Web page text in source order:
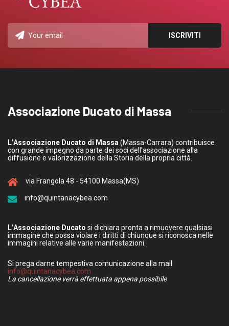
Associazione Ducato di Massa
L’Associazione Ducato di Massa (Massa-Carrara) contribuisce
con grande impegno da parte dei soci dell’associazione alla
diffusione e valorizzazione della Storia della propria città.
via Frangola 48 - 54100 Massa(MS)
info@quintanacybea.com
L’Associazione Ducato si dichiara pronta a rimuovere qualsiasi
immagine che possa violare i diritti di chiunque si riconosca nelle
immagini relative alle varie manifestazioni.
Si prega darne tempestiva comunicazione alla mail
info@quintanacybea.com
La cancellazione verrà effettuata appena possibile